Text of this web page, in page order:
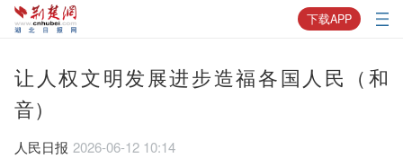
下载APP
让人权文明发展进步造福各国人民（和
音）
人民日报 2026-06-12 10:14